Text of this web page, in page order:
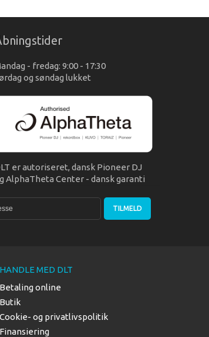
- fredag: 9:00 - 17:30
og søndag lukket
er autoriseret, dansk Pioneer DJ
AlphaTheta Center - dansk garanti
TILMELD
HANDLE MED DLT
Betaling online
Butik
Cookie- og privatlivspolitik
Finansiering